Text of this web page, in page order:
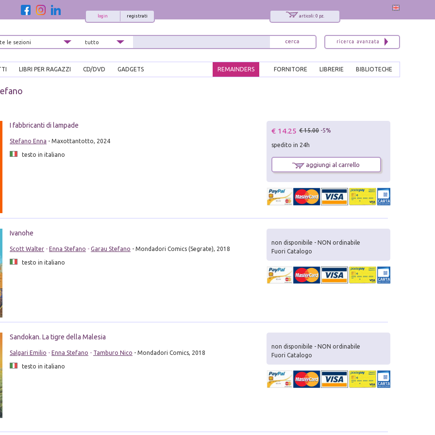
articoli: 0 pz.
registrati
login
LIBRI PER RAGAZZI CD/DVD GADGETS BIBLIOTECHE
LIBRERIE
FORNITORE
REMAINDERS
I fabbricanti di lampade
Stefano Enna - Maxottantotto, 2024
testo in italiano
€ 14.25 € 15.00 -5%
spedito in 24h
aggiungi al carrello
Ivanohe
Scott Walter- Enna Stefano - Garau Stefano - Mondadori Comics (Segrate), 2018
testo in italiano
non disponibile - NON ordinabile
Fuori Catalogo
Sandokan. La tigre della Malesia
Salgari Emilio - Enna Stefano - Tamburo Nico - Mondadori Comics, 2018
testo in italiano
non disponibile - NON ordinabile
Fuori Catalogo